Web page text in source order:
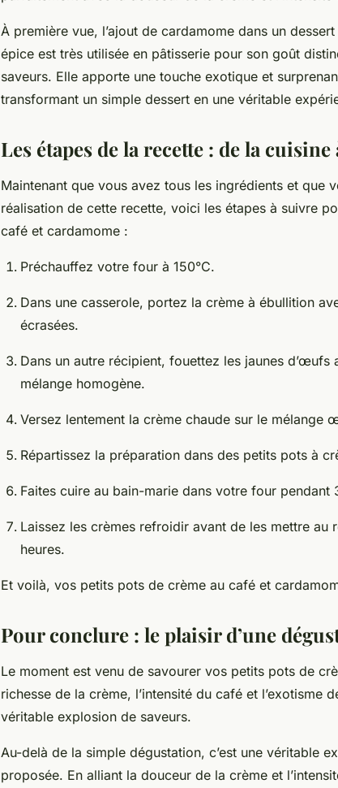
À première vue, l’ajout de cardamome dans un
épice est très utilisée en pâtisserie pour son goût
saveurs. Elle apporte une touche exotique et
transformant un simple dessert en une véritable
Les étapes de la recette : de la
Maintenant que vous avez tous les ingrédients et que
réalisation de cette recette, voici les étapes à suivre
café et cardamome :
Préchauffez votre four à 150°C.
Dans une casserole, portez la crème à ébullition
écrasées.
Dans un autre récipient, fouettez les jaunes d’œufs
mélange homogène.
Versez lentement la crème chaude sur le mélange
Répartissez la préparation dans des petits pots à
Faites cuire au bain-marie dans votre four pendant
Laissez les crèmes refroidir avant de les mettre au
heures.
Et voilà, vos petits pots de crème au café et
Pour conclure : le plaisir d’une
Le moment est venu de savourer vos petits pots de
richesse de la crème, l’intensité du café et l’exotisme
véritable explosion de saveurs.
Au-delà de la simple dégustation, c’est une véritable
proposée. En alliant la douceur de la crème et